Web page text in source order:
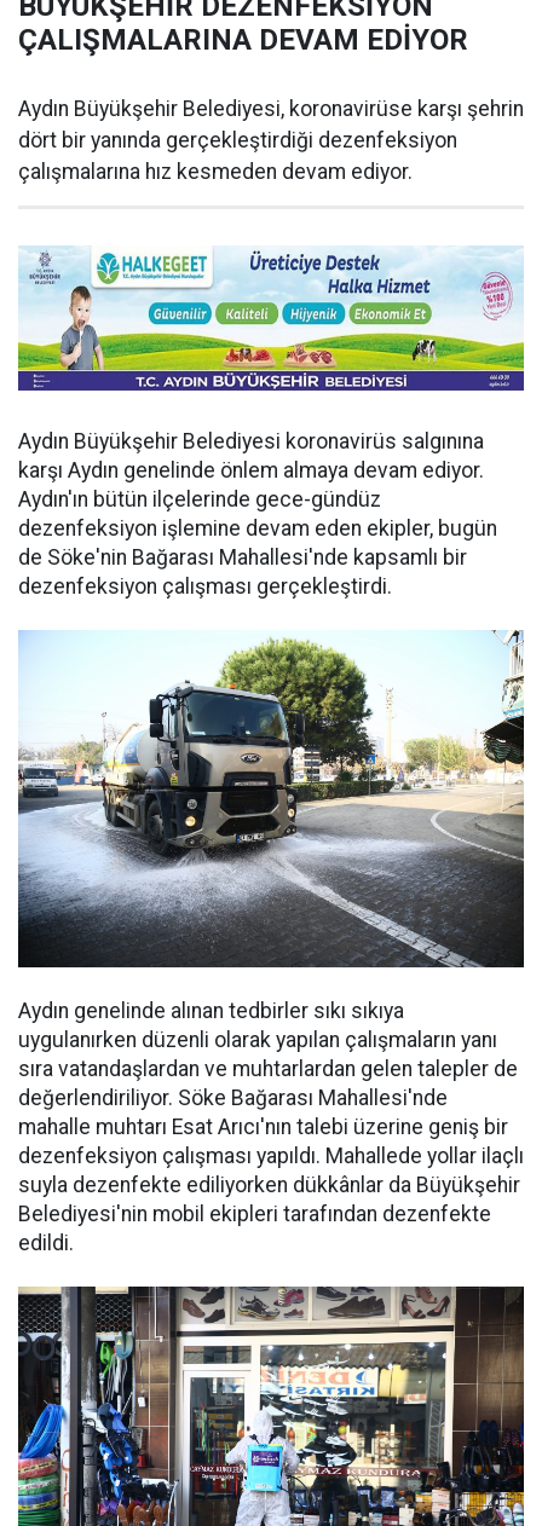
ÇALIŞMALARINA DEVAM EDİYOR
Aydın Büyükşehir Belediyesi, koronavirüse karşı şehrin
dört bir yanında gerçekleştirdiği dezenfeksiyon
çalışmalarına hız kesmeden devam ediyor.
Aydın Büyükşehir Belediyesi koronavirüs salgınına
karşı Aydın genelinde önlem almaya devam ediyor.
Aydın'ın bütün ilçelerinde gece-gündüz
dezenfeksiyon işlemine devam eden ekipler, bugün
de Söke'nin Bağarası Mahallesi'nde kapsamlı bir
dezenfeksiyon çalışması gerçekleştirdi.
Aydın genelinde alınan tedbirler sıkı sıkıya
uygulanırken düzenli olarak yapılan çalışmaların yanı
sıra vatandaşlardan ve muhtarlardan gelen talepler de
değerlendiriliyor. Söke Bağarası Mahallesi'nde
mahalle muhtarı Esat Arıcı'nın talebi üzerine geniş bir
dezenfeksiyon çalışması yapıldı. Mahallede yollar ilaçlı
suyla dezenfekte ediliyorken dükkânlar da Büyükşehir
Belediyesi'nin mobil ekipleri tarafından dezenfekte
edildi.